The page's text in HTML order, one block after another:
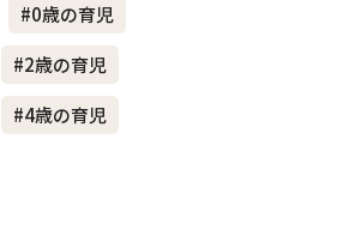
#産休
#0歳の育児
#2歳の育児
#4歳の育児